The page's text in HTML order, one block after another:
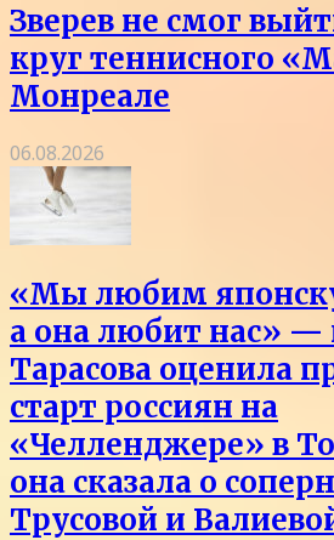
Зверев не смог
круг теннисного
Монреале
06.08.2026
«Мы любим
а она любит нас» —
Тарасова оценила
старт россиян на
«Челленджере» в
она сказала о
Трусовой и